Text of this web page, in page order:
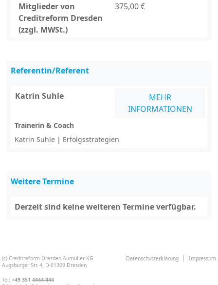
Mitglieder von
Creditreform Dresden
(zzgl. MWSt.)
375,00 €
Referentin/Referent
Katrin Suhle
MEHR
INFORMATIONEN
Trainerin & Coach
Katrin Suhle | Erfolgsstrategien
Weitere Termine
Derzeit sind keine weiteren Termine verfügbar.
(c) Creditreform Dresden Aumüller KG
Augsburger Str. 4, D-01309 Dresden
Tel: +49 351 4444-444
Datenschutzerklärung Impressum